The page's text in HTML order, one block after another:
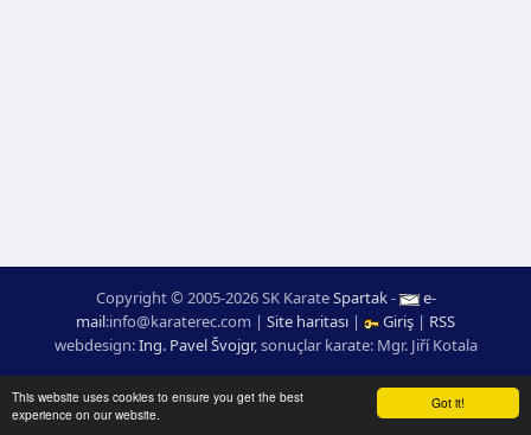
Got it!
This website uses cookies to ensure you get the best
experience on our website.
Copyright © 2005-2026 SK KarateSpartak-
e-
mail:moc.ceretarak@ofni | Site haritası | Giriş | RSS
webdesign:Ing. Pavel Švojgr,sonuçlar karate: Mgr. Jiří Kotala